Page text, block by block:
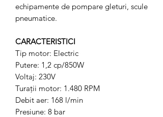
echipamente de pompare gleturi, scule
pneumatice.
CARACTERISTICI
Tip motor: Electric
Putere: 1,2 cp/850W
Voltaj: 230V
Turații motor: 1.480 RPM
Debit aer: 168 l/min
Presiune: 8 bar